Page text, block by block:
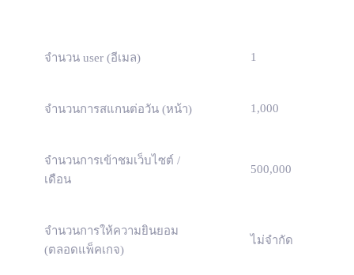
จำนวน user (อีเมล) 1
จำนวนการสแกนต่อวัน (หน้า) 1,000
จำนวนการเข้าชมเว็บไซต์ /
เดือน
500,000
จำนวนการให้ความยินยอม
(ตลอดแพ็คเกจ)
ไม่จำกัด